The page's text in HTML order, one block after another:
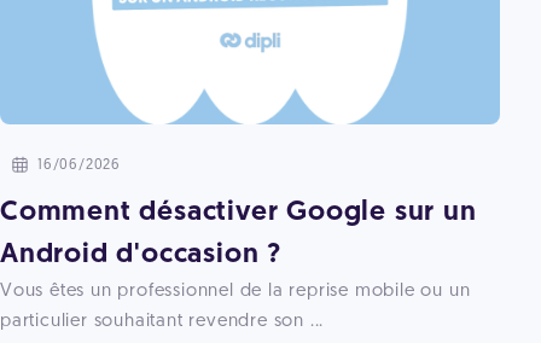
16/06/2026
Comment désactiver Google sur un
Android d'occasion ?
Vous êtes un professionnel de la reprise mobile ou un
particulier souhaitant revendre son ...